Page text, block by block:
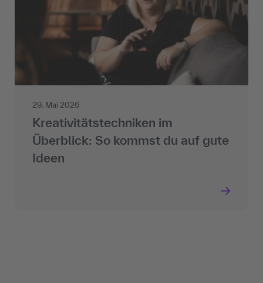
29. Mai 2026
Kreativitätstechniken im
Überblick: So kommst du auf gute
Ideen